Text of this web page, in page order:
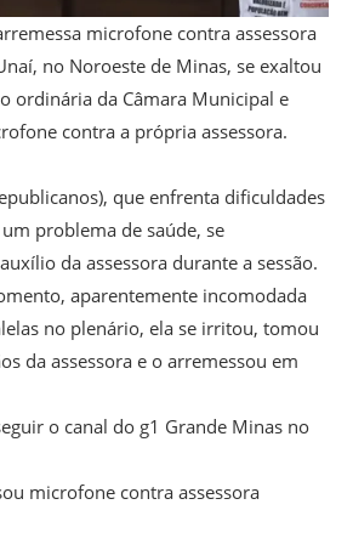
microfone contra assessora
no Noroeste de Minas, se exaltou
ordinária da Câmara Municipal e
contra a própria assessora.
que enfrenta dificuldades
problema de saúde, se
da assessora durante a sessão.
aparentemente incomodada
no plenário, ela se irritou, tomou
da assessora e o arremessou em
o canal do g1 Grande Minas no
microfone contra assessora